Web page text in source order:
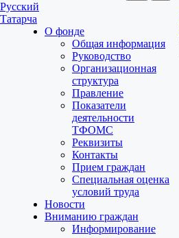
Русский
Татарча
О фонде
Общая информация
Руководство
Организационная
структура
Правление
Показатели
деятельности
ТФОМС
Реквизиты
Контакты
Прием граждан
Специальная оценка
условий труда
Новости
Вниманию граждан
Информирование